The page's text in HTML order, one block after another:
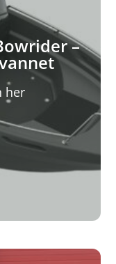
–
her